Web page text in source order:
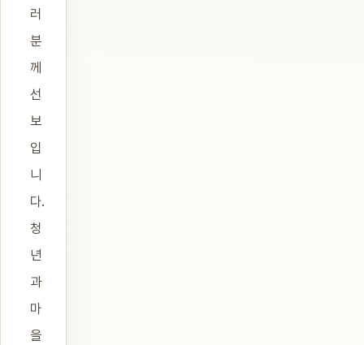
러
분
께
선
보
입
니
다.
청
년
과
마
을